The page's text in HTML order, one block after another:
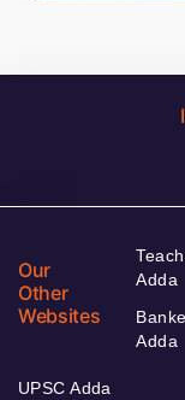
Our
Other
Websites
Adda
Adda
UPSC Adda